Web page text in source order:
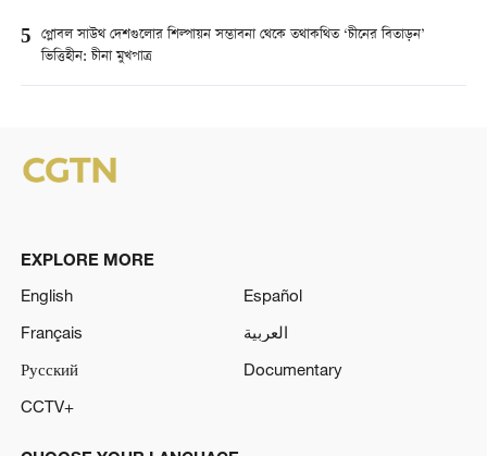
5 গ্লোবল সাউথ দেশগুলোর শিল্পায়ন সম্ভাবনা থেকে তথাকথিত ‘চীনের বিতাড়ন’
ভিত্তিহীন: চীনা মুখপাত্র
EXPLORE MORE
English
Español
Français
العربية
Русский
Documentary
CCTV+